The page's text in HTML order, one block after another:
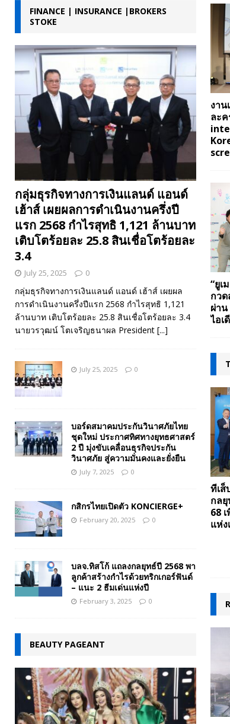
งา
ละ
“ยูเ
กว
ผ่าน
ไอเ
ทีเส็
กล
68
แห่ง
FINANCE | INSURANCE |BROKERS
STOKE
กลุ่มธุรกิจทางการเงินแลนด์ แอนด์
เฮ้าส์ เผยผลการดำเนินงานครึ่งปี
แรก 2568 กำไรสุทธิ 1,121 ล้านบาท
เติบโตร้อยละ 25.8 สินเชื่อโตร้อยละ
3.4
July 25, 2025 0
กลุ่มธุรกิจทางการเงินแลนด์ แอนด์ เฮ้าส์ เผยผล
การดำเนินงานครึ่งปีแรก 2568 กำไรสุทธิ 1,121
ล้านบาท เติบโตร้อยละ 25.8 สินเชื่อโตร้อยละ 3.4
นายวรวุฒน์ โตเจริญธนาผล President [...]
July 25, 2025 0
บอร์ดสมาคมประกันวินาศภัยไทย
ชุดใหม่ ประกาศทิศทางยุทธศาสตร์
2 ปี มุ่งขับเคลื่อนธุรกิจประกัน
วินาศภัย สู่ความมั่นคงและยั่งยืน
July 7, 2025 0
กสิกรไทยเปิดตัว KONCIERGE+
February 20, 2025 0
บลจ.ทิสโก้ แถลงกลยุทธ์ปี 2568 พา
ลูกค้าสร้างกำไรด้วยทริกเกอร์ฟันด์
– แนะ 2 ธีมเด่นแห่งปี
February 3, 2025 0
BEAUTY PAGEANT